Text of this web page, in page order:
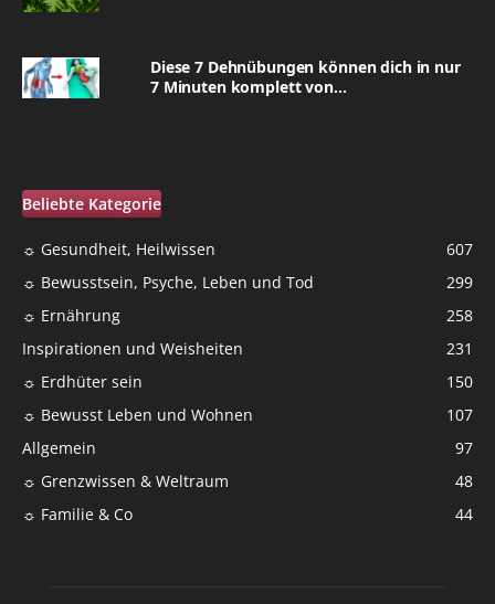
Diese 7 Dehnübungen können dich in nur
7 Minuten komplett von...
Beliebte Kategorie
☼ Gesundheit, Heilwissen
607
☼ Bewusstsein, Psyche, Leben und Tod
299
☼ Ernährung
258
Inspirationen und Weisheiten
231
☼ Erdhüter sein
150
☼ Bewusst Leben und Wohnen
107
Allgemein
97
☼ Grenzwissen & Weltraum
48
☼ Familie & Co
44